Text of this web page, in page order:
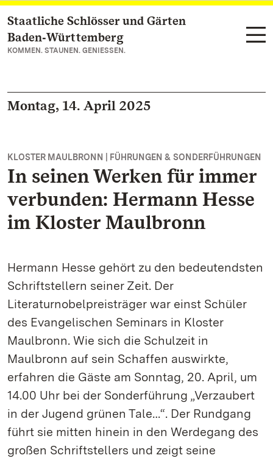
Zum Hauptinhalt springen
Staatliche Schlösser und Gärten
Baden‑Württemberg
KOMMEN. STAUNEN. GENIESSEN.
Montag, 14. April 2025
KLOSTER MAULBRONN | FÜHRUNGEN & SONDERFÜHRUNGEN
In seinen Werken für immer
verbunden: Hermann Hesse
im Kloster Maulbronn
Hermann Hesse gehört zu den bedeutendsten
Schriftstellern seiner Zeit. Der
Literaturnobelpreisträger war einst Schüler
des Evangelischen Seminars in Kloster
Maulbronn. Wie sich die Schulzeit in
Maulbronn auf sein Schaffen auswirkte,
erfahren die Gäste am Sonntag, 20. April, um
14.00 Uhr bei der Sonderführung „Verzaubert
in der Jugend grünen Tale…“. Der Rundgang
führt sie mitten hinein in den Werdegang des
großen Schriftstellers und zeigt seine